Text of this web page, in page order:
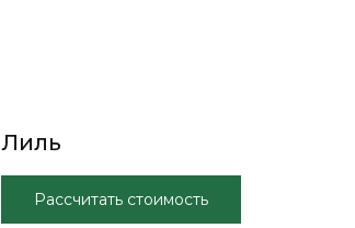
Лиль
Рассчитать стоимость